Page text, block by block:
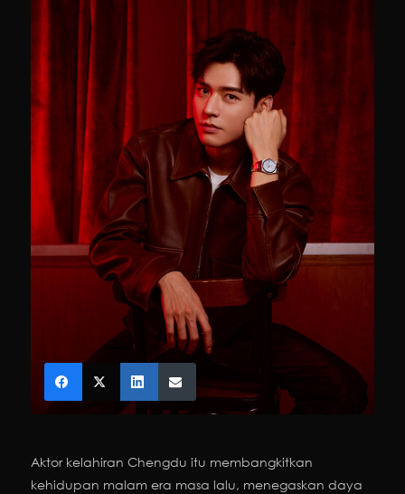
Aktor kelahiran Chengdu itu membangkitkan
kehidupan malam era masa lalu, menegaskan daya